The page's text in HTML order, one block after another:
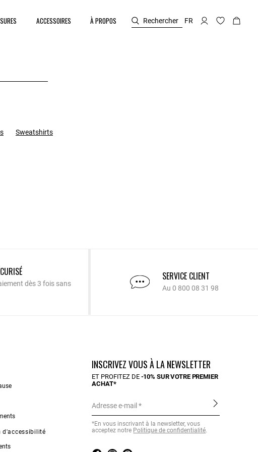
ACCESSOIRES À PROPOS Rechercher FR
Sweatshirts
dès 3 fois sans
SERVICE CLIENT
Au 0 800 08 31 98
d'accessibilité
INSCRIVEZ VOUS À LA NEWSLETTER
ET PROFITEZ DE -10% SUR VOTRE PREMIER
ACHAT*
Adresse e-mail
*En vous inscrivant à la newsletter, vous
acceptez notre Politique de confidentialité.